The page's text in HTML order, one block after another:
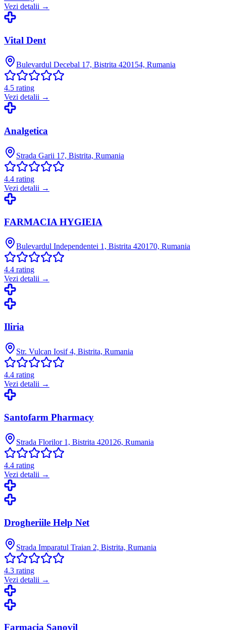
Vezi detalii →
Vital Dent
Bulevardul Decebal 17, Bistrita 420154, Rumania
4.5 rating
Vezi detalii →
Analgetica
Strada Garii 17, Bistrita, Rumania
4.4 rating
Vezi detalii →
FARMACIA HYGIEIA
Bulevardul Independentei 1, Bistrita 420170, Rumania
4.4 rating
Vezi detalii →
Iliria
Str. Vulcan Iosif 4, Bistrita, Rumania
4.4 rating
Vezi detalii →
Santofarm Pharmacy
Strada Florilor 1, Bistrita 420126, Rumania
4.4 rating
Vezi detalii →
Drogheriile Help Net
Strada Imparatul Traian 2, Bistrita, Rumania
4.3 rating
Vezi detalii →
Farmacia Sanovil